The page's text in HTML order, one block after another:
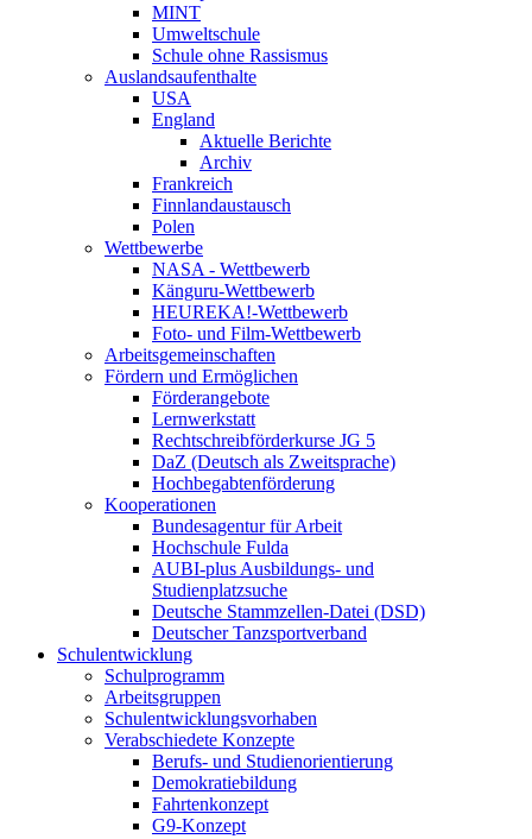
MINT
Umweltschule
Schule ohne Rassismus
Auslandsaufenthalte
USA
England
Aktuelle Berichte
Archiv
Frankreich
Finnlandaustausch
Polen
Wettbewerbe
NASA - Wettbewerb
Känguru-Wettbewerb
HEUREKA!-Wettbewerb
Foto- und Film-Wettbewerb
Arbeitsgemeinschaften
Fördern und Ermöglichen
Förderangebote
Lernwerkstatt
Rechtschreibförderkurse JG 5
DaZ (Deutsch als Zweitsprache)
Hochbegabtenförderung
Kooperationen
Bundesagentur für Arbeit
Hochschule Fulda
AUBI-plus Ausbildungs- und
Studienplatzsuche
Deutsche Stammzellen-Datei (DSD)
Deutscher Tanzsportverband
Schulentwicklung
Schulprogramm
Arbeitsgruppen
Schulentwicklungsvorhaben
Verabschiedete Konzepte
Berufs- und Studienorientierung
Demokratiebildung
Fahrtenkonzept
G9-Konzept